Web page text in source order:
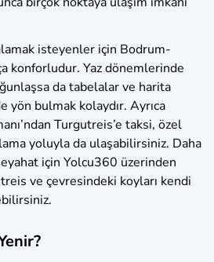
isteyenler için Bodrum-
konforludur. Yaz dönemlerinde
da tabelalar ve harita
yön bulmak kolaydır. Ayrıca
Turgutreis’e taksi, özel
yoluyla da ulaşabilirsiniz. Daha
için Yolcu360 üzerinden
ve çevresindeki koyları kendi